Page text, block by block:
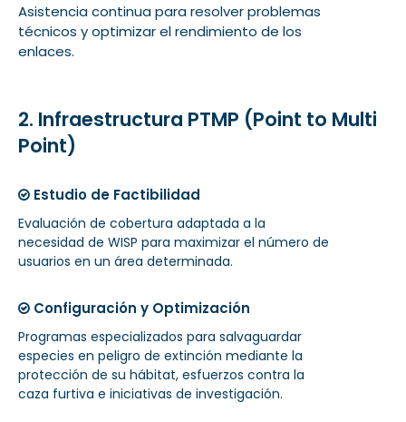
Asistencia continua para resolver problemas
técnicos y optimizar el rendimiento de los
enlaces.
2. Infraestructura PTMP (Point to Multi
Point)
Estudio de Factibilidad
Evaluación de cobertura adaptada a la
necesidad de WISP para maximizar el número de
usuarios en un área determinada.
Configuración y Optimización
Programas especializados para salvaguardar
especies en peligro de extinción mediante la
protección de su hábitat, esfuerzos contra la
caza furtiva e iniciativas de investigación.